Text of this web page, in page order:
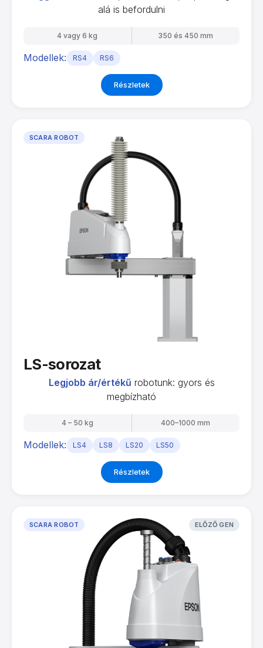
alá is befordulni
4 vagy 6 kg 350 és 450 mm
Modellek: RS4 RS6
Részletek
SCARA ROBOT
LS-sorozat
Legjobb ár/értékű robotunk: gyors és
megbízható
4 – 50 kg 400–1000 mm
Modellek: LS4 LS8 LS20 LS50
Részletek
SCARA ROBOT ELŐZŐ GEN